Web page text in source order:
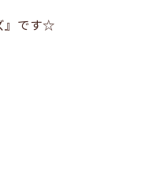
』です☆